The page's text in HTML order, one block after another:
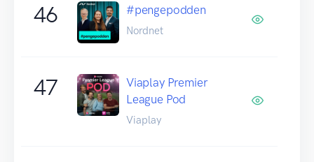
46 #pengepodden
Nordnet
47
Viaplay Premier
League Pod
Viaplay